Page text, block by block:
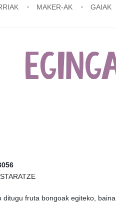
MAKER-AK GAIAK
fruta bongoak egiteko, baina